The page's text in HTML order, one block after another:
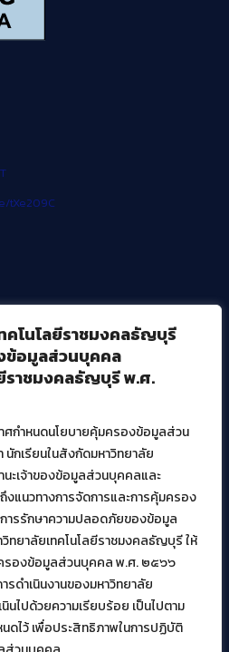
คโนโลยีราชมงคลธัญบุรี
ข้อมูลส่วนบุคคล
ราชมงคลธัญบุรี พ.ศ.
ศกำหนดนโยบายคุ้มครองข้อมูลส่วน
กเรียนในสังกัดมหาวิทยาลัย
ะเจ้าของข้อมูลส่วนบุคคลและ
งแนวทางการจัดการและการคุ้มครอง
ารรักษาความปลอดภัยของข้อมูล
ทยาลัยเทคโนโลยีราชมงคลธัญบุรี ให้
รองข้อมูลส่วนบุคคล พ.ศ. ๒๕๖๖
รดำเนินงานของมหาวิทยาลัย
นไปด้วยความเรียบร้อย เป็นไปตาม
ดไว้ เพื่อประสิทธิภาพในการปฏิบัติ
tXe209C
กรรมดิจิทัล
วยงานภายนอก
ประกอบการ SME โดย. มทร.ธัญบุรี
ข่ายผู้ให้บริการเครื่องจักรกลทางการ
มการรแปรรูปสินค้าเกษตรระดับชุมชน
ละสังคมรายตำบลแบบบูรณาการ (1